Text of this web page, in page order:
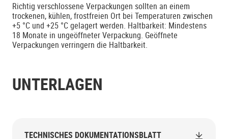
Richtig verschlossene Verpackungen sollten an einem
trockenen, kühlen, frostfreien Ort bei Temperaturen zwischen
+5 °C und +25 °C gelagert werden. Haltbarkeit: Mindestens
18 Monate in ungeöffneter Verpackung. Geöffnete
Verpackungen verringern die Haltbarkeit.
UNTERLAGEN
TECHNISCHES DOKUMENTATIONSBLATT